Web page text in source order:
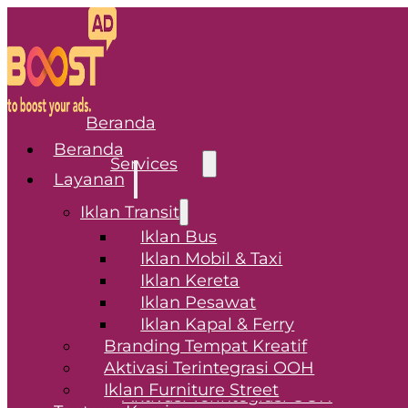
Beranda
Layanan
Iklan Transit
Iklan Bus
Iklan Mobil & Taxi
Iklan Kereta
Iklan Pesawat
Iklan Kapal & Ferry
Branding Tempat Kreatif
Aktivasi Terintegrasi OOH
Iklan Furniture Street
Beranda
Services
Transit Advertising
Iklan Bus
Iklan Mobil & Taxi
Iklan Kereta
Iklan Pesawat
Iklan Kapal & Ferry
Branding Tempat Kreatif
Aktivasi Terintegrasi OOH